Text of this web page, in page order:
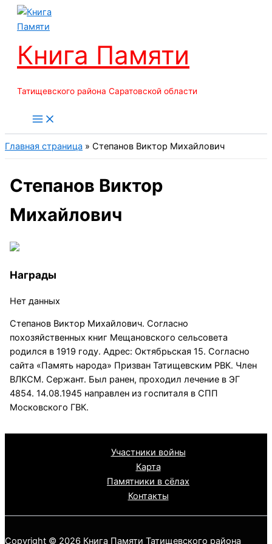
Перейти
Книга Памяти
Татищевского района Саратовской области
Главная страница » Степанов Виктор Михайлович
Степанов Виктор
Михайлович
Награды
Нет данных
Степанов Виктор Михайлович. Согласно
похозяйственных книг Мещановского сельсовета
родился в 1919 году. Адрес: Октябрьская 15. Согласно
сайта «Память народа» Призван Татищевским РВК. Член
ВЛКСМ. Сержант. Был ранен, проходил лечение в ЭГ
4854. 14.08.1945 направлен из госпиталя в СПП
Московского ГВК.
Участники войны
Карта
Памятники в сёлах
Контакты
Copyright © 2026 Книга Памяти Татищевского района